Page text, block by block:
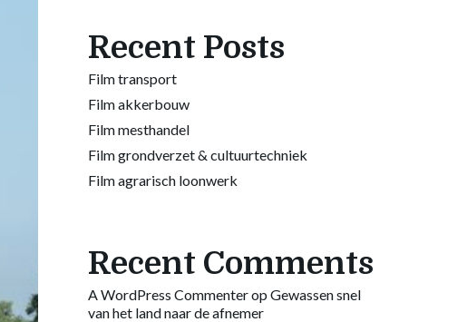
Recent Posts
Film transport
Film akkerbouw
Film mesthandel
Film grondverzet & cultuurtechniek
Film agrarisch loonwerk
Recent Comments
A WordPress Commenterop Gewassen snel
van het land naar de afnemer